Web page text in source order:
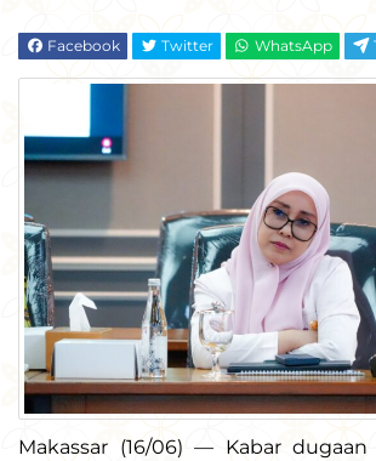
Facebook Twitter WhatsApp
Makassar (16/06) — Kabar